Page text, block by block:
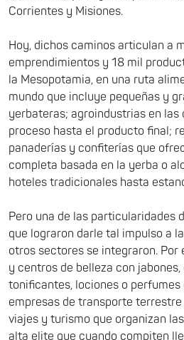
Corrientes y Misiones.
Hoy, dichos caminos articulan a
emprendimientos y 18 mil
la Mesopotamia, en una ruta
mundo que incluye pequeñas y
yerbateras; agroindustrias en las
proceso hasta el producto final;
panaderías y confiterías que
completa basada en la yerba o
hoteles tradicionales hasta
Pero una de las particularidades
que lograron darle tal impulso a
otros sectores se integraron. Por
y centros de belleza con
tonificantes, lociones o perfumes
empresas de transporte
viajes y turismo que organizan
alta elite que cuando compiten